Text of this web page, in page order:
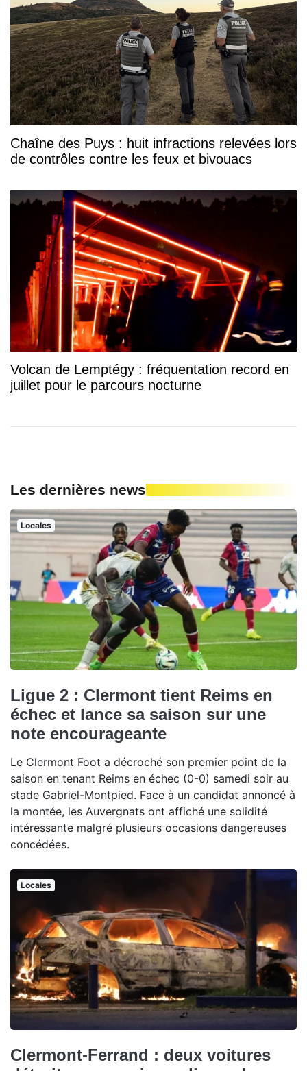
Chaîne des Puys : huit infractions relevées lors
de contrôles contre les feux et bivouacs
Volcan de Lemptégy : fréquentation record en
juillet pour le parcours nocturne
Les dernières news
Locales
Ligue 2 : Clermont tient Reims en
échec et lance sa saison sur une
note encourageante
Le Clermont Foot a décroché son premier point de la
saison en tenant Reims en échec (0-0) samedi soir au
stade Gabriel-Montpied. Face à un candidat annoncé à
la montée, les Auvergnats ont affiché une solidité
intéressante malgré plusieurs occasions dangereuses
concédées.
Locales
Clermont-Ferrand : deux voitures